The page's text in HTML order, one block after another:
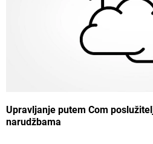
Upravljanje putem Com
narudžbama